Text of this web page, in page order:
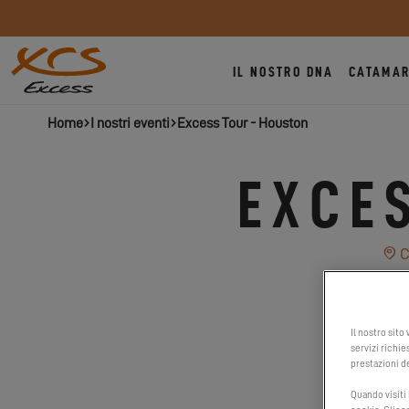
IL NOSTRO DNA
Home I nostri eventi Excess Tour - Houston
Il nostro sito
servizi
prestazioni
Quando visiti